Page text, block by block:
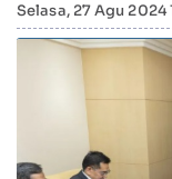
Selasa, 27 Agu 2024